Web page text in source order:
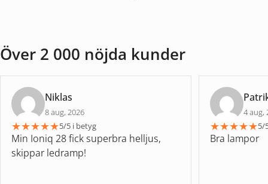
Över 2 000 nöjda kunder
Niklas
8 aug, 2026
★★★★★5/5 i betyg
Min Ioniq 28 fick superbra helljus,
skippar ledramp!
4 aug,
★★★★★5/
Bra lampor